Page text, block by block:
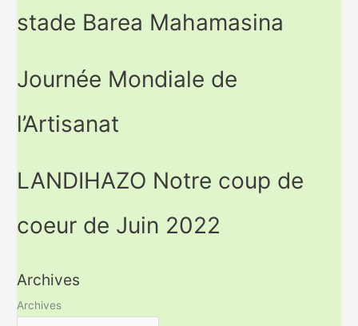
stade Barea Mahamasina
Journée Mondiale de
l’Artisanat
LANDIHAZO Notre coup de
coeur de Juin 2022
Archives
Archives